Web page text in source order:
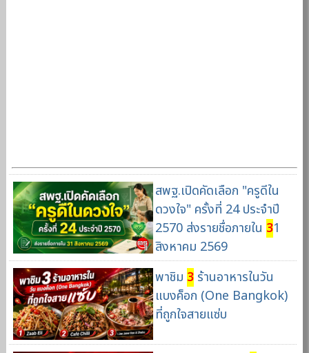
สพฐ.เปิดคัดเลือก "ครูดีใน
ดวงใจ" ครั้งที่ 24 ประจำปี
2570 ส่งรายชื่อภายใน 31
สิงหาคม 2569
พาชิม 3ร้านอาหารในวัน
แบงค็อก (One Bangkok)
ที่ถูกใจสายแซ่บ